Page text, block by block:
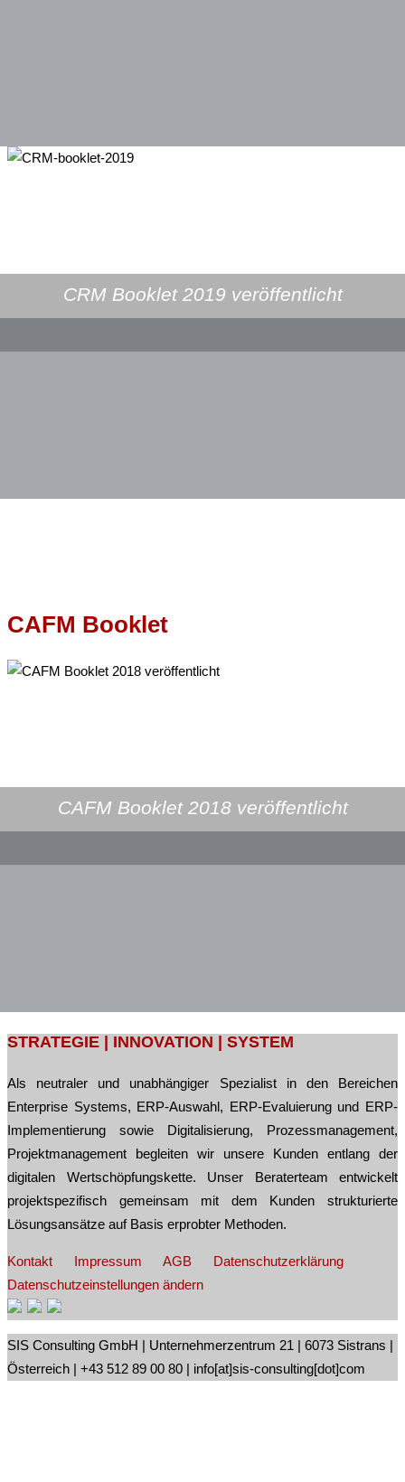
CRM Booklet 2019 veröffentlicht
CAFM Booklet
CAFM Booklet 2018 veröffentlicht
STRATEGIE | INNOVATION | SYSTEM
Als neutraler und unabhängiger Spezialist in den Bereichen
Enterprise Systems, ERP-Auswahl, ERP-Evaluierung und ERP-
Implementierung sowie Digitalisierung, Prozessmanagement,
Projektmanagement begleiten wir unsere Kunden entlang der
digitalen Wertschöpfungskette. Unser Beraterteam entwickelt
projektspezifisch gemeinsam mit dem Kunden strukturierte
Lösungsansätze auf Basis erprobter Methoden.
Kontakt Impressum AGB
Datenschutzerklärung
Datenschutzeinstellungen ändern
SIS Consulting GmbH | Unternehmerzentrum 21 | 6073 Sistrans |
Österreich | +43 512 89 00 80 | info[at]sis-consulting[dot]com